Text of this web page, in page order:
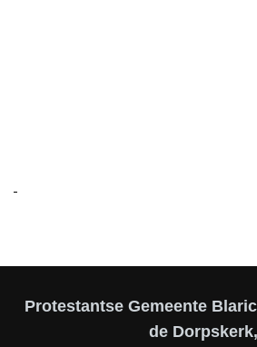
Protestantse Gemeente
de Dorpskerk,